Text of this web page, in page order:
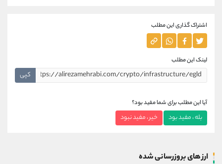
اشتراک گذاری این مطلب
لینک این مطلب
کپی
آیا این مطلب برای شما مفید بود؟
بله ، مفید بود خیر ، مفید نبود
ارز های بروزرسانی شده